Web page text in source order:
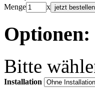
Menge x jetzt bestellen
Optionen:
Bitte
Installation